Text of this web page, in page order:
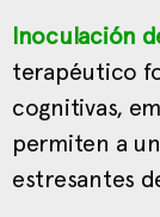
Inoculación
terapéutico
cognitivas,
permiten a
estresantes